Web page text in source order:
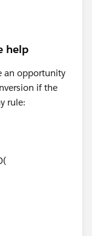
help
an opportunity
if the
rule: